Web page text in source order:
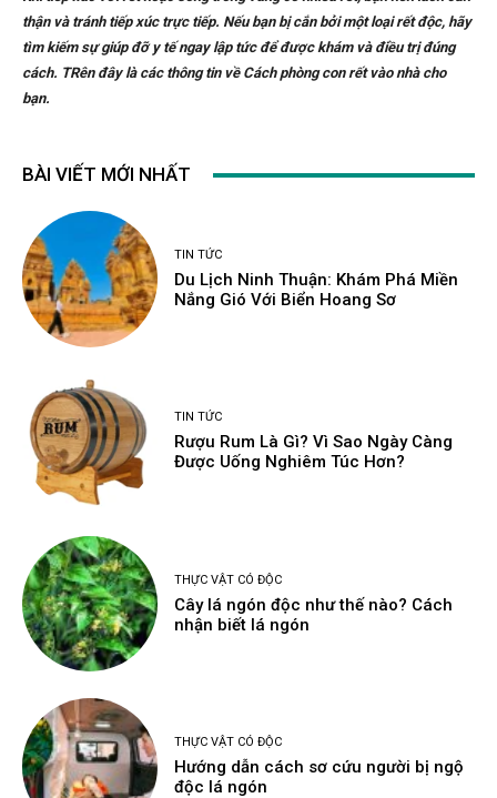
thận và tránh tiếp xúc trực tiếp. Nếu bạn bị cắn bởi một loại rết độc, hãy
tìm kiếm sự giúp đỡ y tế ngay lập tức để được khám và điều trị đúng
cách. TRên đây là các thông tin về Cách phòng con rết vào nhà cho
bạn.
BÀI VIẾT MỚI NHẤT
TIN TỨC
Du Lịch Ninh Thuận: Khám Phá Miền
Nắng Gió Với Biển Hoang Sơ
TIN TỨC
Rượu Rum Là Gì? Vì Sao Ngày Càng
Được Uống Nghiêm Túc Hơn?
THỰC VẬT CÓ ĐỘC
Cây lá ngón độc như thế nào? Cách
nhận biết lá ngón
THỰC VẬT CÓ ĐỘC
Hướng dẫn cách sơ cứu người bị ngộ
độc lá ngón